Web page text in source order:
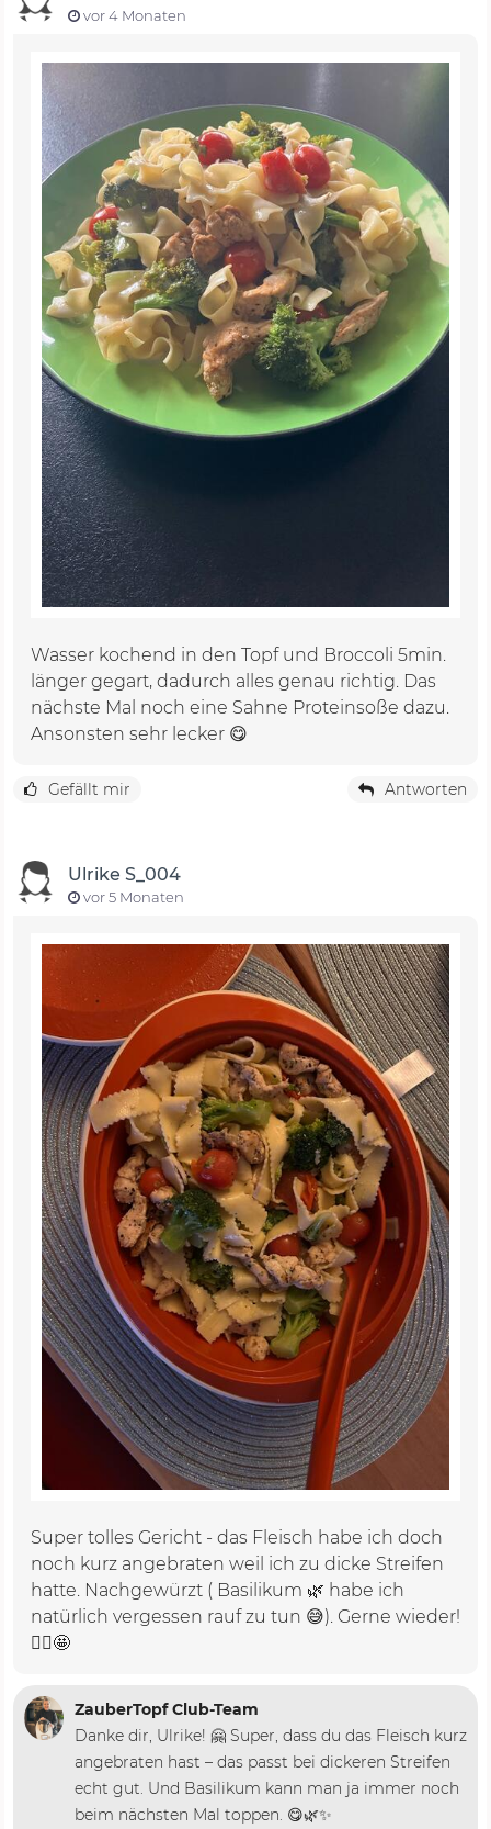
vor 4 Monaten
Wasser kochend in den Topf und Broccoli 5min.
länger gegart, dadurch alles genau richtig. Das
nächste Mal noch eine Sahne Proteinsoße dazu.
Ansonsten sehr lecker 😋
Gefällt mir Antworten
Ulrike S_004
vor 5 Monaten
Super tolles Gericht - das Fleisch habe ich doch
noch kurz angebraten weil ich zu dicke Streifen
hatte. Nachgewürzt ( Basilikum 🌿 habe ich
natürlich vergessen rauf zu tun 😅). Gerne wieder!
🙋‍♀️🤩
ZauberTopf Club-Team
Danke dir, Ulrike! 🤗 Super, dass du das Fleisch kurz
angebraten hast – das passt bei dickeren Streifen
echt gut. Und Basilikum kann man ja immer noch
beim nächsten Mal toppen. 😋🌿✨